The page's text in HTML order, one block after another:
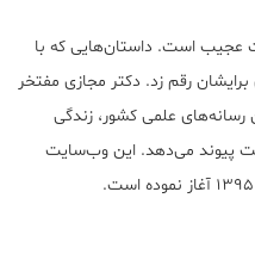
عجیب است. داستان‌هایی که با
رقم زد. دکتر مجازی مفتخر
رسانه‌های علمی کشور، زندگی
پیوند می‌دهد. این وب‌سایت